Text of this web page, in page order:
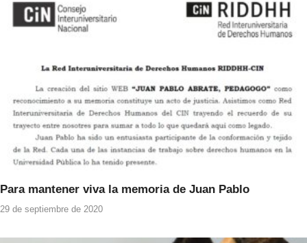
Para mantener viva la memoria de Juan Pablo
29 de septiembre de 2020